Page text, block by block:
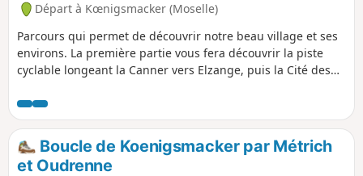
Départ à Kœnigsmacker (Moselle)
Parcours qui permet de découvrir notre beau village et ses
environs. La première partie vous fera découvrir la piste
cyclable longeant la Canner vers Elzange, puis la Cité des
Kœnigsmacker et sa fraîcheur, et enfin redescendre vers
Métrich et revenir le long de la route vers le village.
Boucle de Koenigsmacker par Métrich
et Oudrenne